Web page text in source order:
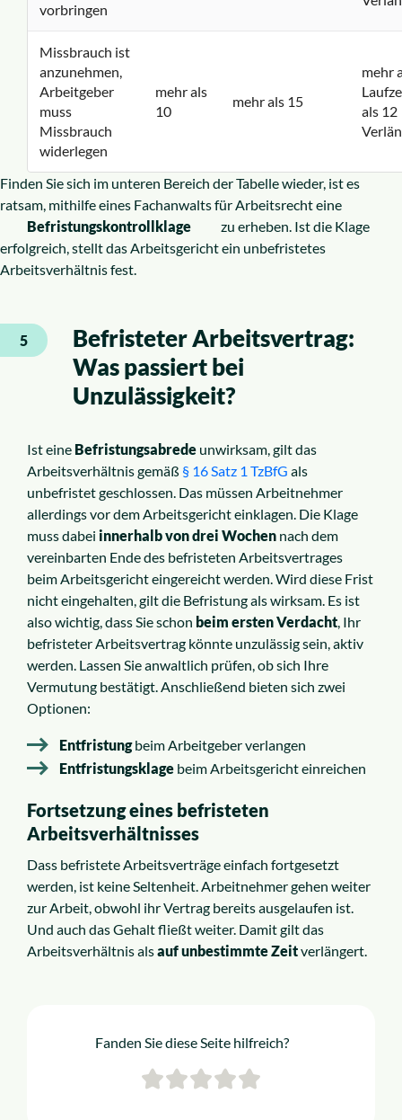
vorbringen
Missbrauch ist
anzunehmen,
Arbeitgeber
muss
Missbrauch
widerlegen
mehr als
10
mehr als 15
mehr
als 12
Finden Sie sich im unteren Bereich der Tabelle wieder, ist es
ratsam, mithilfe eines Fachanwalts für Arbeitsrecht eine
Befristungskontrollklage
zu erheben. Ist die Klage
erfolgreich, stellt das Arbeitsgericht ein unbefristetes
Arbeitsverhältnis fest.
5
Befristeter Arbeitsvertrag:
Was passiert bei
Unzulässigkeit?
Ist eine Befristungsabrede unwirksam, gilt das
Arbeitsverhältnis gemäß § 16 Satz 1 Tz­B­fG als
unbefristet geschlossen. Das müssen Arbeitnehmer
allerdings vor dem Arbeitsgericht einklagen. Die Klage
muss dabei innerhalb von drei Wochen nach dem
vereinbarten Ende des befristeten Arbeitsvertrages
beim Arbeitsgericht eingereicht werden. Wird diese Frist
nicht eingehalten, gilt die Befristung als wirksam. Es ist
also wichtig, dass Sie schon beim ersten Verdacht, Ihr
befristeter Arbeitsvertrag könnte unzulässig sein, aktiv
werden. Lassen Sie anwaltlich prüfen, ob sich Ihre
Vermutung bestätigt. Anschließend bieten sich zwei
Optionen:
Entfristungbeim Arbeitgeber verlangen
Entfristungsklage beim Arbeitsgericht einreichen
Fortsetzung eines befristeten
Arbeitsverhältnisses
Dass befristete Arbeitsverträge einfach fortgesetzt
werden, ist keine Seltenheit. Arbeitnehmer gehen weiter
zur Arbeit, obwohl ihr Vertrag bereits ausgelaufen ist.
Und auch das Gehalt fließt weiter. Damit gilt das
Arbeitsverhältnis alsauf unbestimmte Zeitverlängert.
Fanden Sie diese Seite hilfreich?